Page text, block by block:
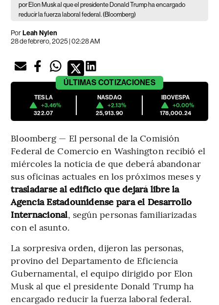
por Elon Musk al que el presidente Donald Trump ha encargado
reducir la fuerza laboral federal. (Bloomberg)
PorLeah Nylen
28 de febrero, 2025 | 02:28 AM
ÚLTIMAS COTIZACIONES
TESLA
+3.46%
322.07
NASDAQ
+2.13%
25,913.90
IBOVESPA
+0.00%
178,000.24
Bloomberg — El personal de la Comisión
Federal de Comercio en Washington recibió el
miércoles la noticia de que deberá abandonar
sus oficinas actuales en los próximos meses y
trasladarse al edificio que dejará libre la
Agencia Estadounidense para el Desarrollo
Internacional, según personas familiarizadas
con el asunto.
La sorpresiva orden, dijeron las personas,
provino del Departamento de Eficiencia
Gubernamental, el equipo dirigido por Elon
Musk al que el presidente Donald Trump ha
encargado reducir la fuerza laboral federal.